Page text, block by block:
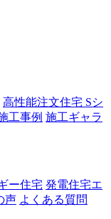
高性能注文住宅 Sシ
工事例 施工ギャラ
ー住宅 発電住宅エ
声 よくある質問